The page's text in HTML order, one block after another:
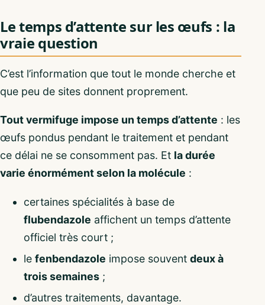
Le temps d’attente sur les œufs : la
vraie question
C’est l’information que tout le monde cherche et
que peu de sites donnent proprement.
Tout vermifuge impose un temps d’attente : les
œufs pondus pendant le traitement et pendant
ce délai ne se consomment pas. Et la durée
varie énormément selon la molécule :
certaines spécialités à base de
flubendazole affichent un temps d’attente
officiel très court ;
le fenbendazole impose souvent deux à
trois semaines ;
d’autres traitements, davantage.